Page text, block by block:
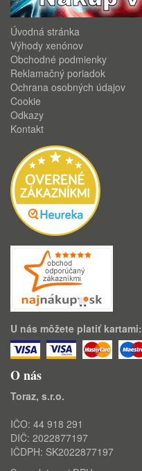
Úvodná stránka
Výhody xenónov
Obchodné podmienky
Reklamačný poriadok
Ochrana osobných údajov
Cookie
Odkazy
Kontakt
U nás môžete platiť kartami:
O nás
Toraz, s.r.o.
IČO: 44 918 291
DIČ: 2022877197
IČDPH: SK2022877197